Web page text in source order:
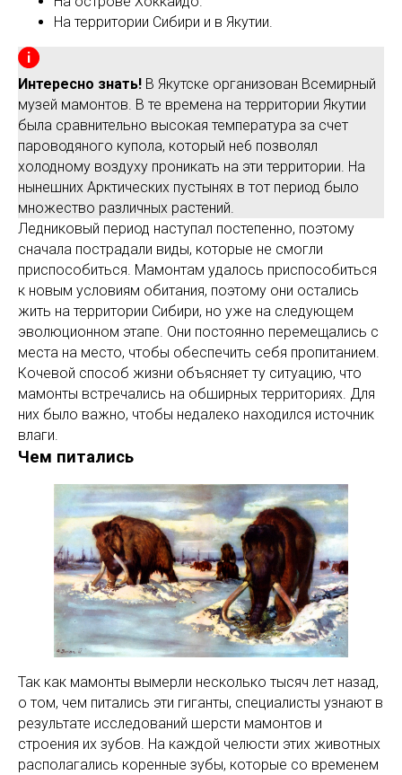
На территории Сибири и в Якутии.
Интересно знать! В Якутске организован Всемирный
музей мамонтов. В те времена на территории Якутии
была сравнительно высокая температура за счет
пароводяного купола, который не6 позволял
холодному воздуху проникать на эти территории. На
нынешних Арктических пустынях в тот период было
множество различных растений.
Ледниковый период наступал постепенно, поэтому
сначала пострадали виды, которые не смогли
приспособиться. Мамонтам удалось приспособиться
к новым условиям обитания, поэтому они остались
жить на территории Сибири, но уже на следующем
эволюционном этапе. Они постоянно перемещались с
места на место, чтобы обеспечить себя пропитанием.
Кочевой способ жизни объясняет ту ситуацию, что
мамонты встречались на обширных территориях. Для
них было важно, чтобы недалеко находился источник
влаги.
Чем питались
Так как мамонты вымерли несколько тысяч лет назад,
о том, чем питались эти гиганты, специалисты узнают в
результате исследований шерсти мамонтов и
строения их зубов. На каждой челюсти этих животных
располагались коренные зубы, которые со временем